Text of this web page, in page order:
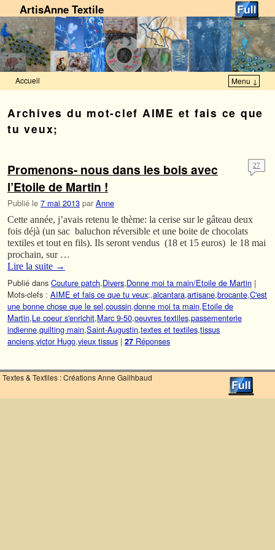
ArtisAnne Textile
Accueil Menu ↓
Archives du mot-clef AIME et fais ce que
tu veux;
Promenons- nous dans les bois avec
l’Etoile de Martin !
Publié le 7 mai 2013 par Anne
27
Cette année, j’avais retenu le thème: la cerise sur le gâteau deux
fois déjà (un sac baluchon réversible et une boite de chocolats
textiles et tout en fils). Ils seront vendus (18 et 15 euros) le 18 mai
prochain, sur …
Lire la suite →
Publié dans Couture patch,Divers,Donne moi ta main/Etoile de Martin |
Mots-clefs : AIME et fais ce que tu veux;,alcantara,artisane,brocante,C'est
une bonne chose que le sel,coussin,donne moi ta main,Etoile de
Martin,Le coeur s'enrichit,Marc 9-50,oeuvres textiles,passementerie
indienne,quilting main,Saint-Augustin,textes et textiles,tissus
anciens,victor Hugo,vieux tissus | 27 Réponses
Textes & Textiles : Créations Anne Gailhbaud